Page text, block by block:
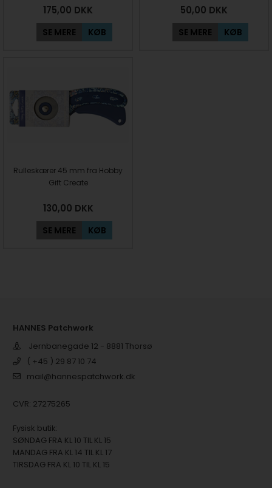
175,00 DKK
SE MERE KØB
50,00 DKK
SE MERE KØB
Rulleskærer 45 mm fra Hobby
Gift Create
130,00 DKK
SE MERE KØB
HANNES Patchwork
Jernbanegade 12 - 8881 Thorsø
( +45 ) 29 87 10 74
mail@hannespatchwork.dk
CVR: 27275265
Fysisk butik:
SØNDAG FRA KL 10 TIL KL 15
MANDAG FRA KL 14 TIL KL 17
TIRSDAG FRA KL 10 TIL KL 15